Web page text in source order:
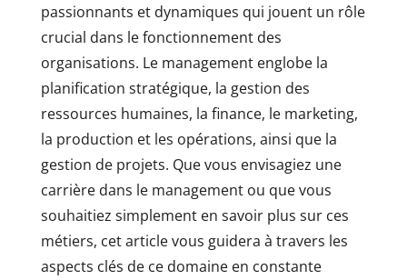
passionnants et dynamiques qui jouent un rôle
crucial dans le fonctionnement des
organisations. Le management englobe la
planification stratégique, la gestion des
ressources humaines, la finance, le marketing,
la production et les opérations, ainsi que la
gestion de projets. Que vous envisagiez une
carrière dans le management ou que vous
souhaitiez simplement en savoir plus sur ces
métiers, cet article vous guidera à travers les
aspects clés de ce domaine en constante